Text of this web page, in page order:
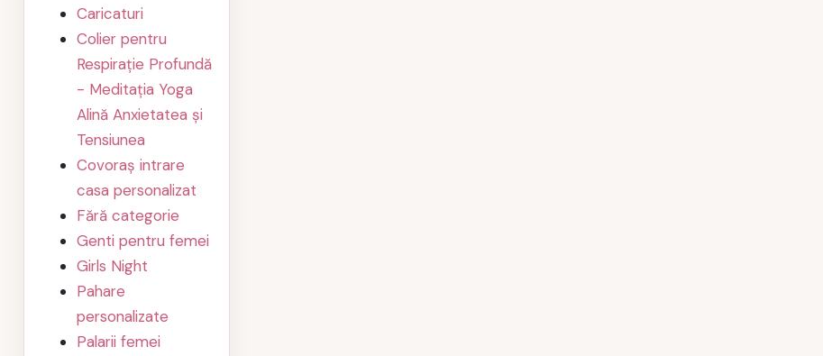
Caricaturi
Colier pentru
Respirație Profundă
- Meditația Yoga
Alină Anxietatea și
Tensiunea
Covoraș intrare
casa personalizat
Fără categorie
Genti pentru femei
Girls Night
Pahare
personalizate
Palarii femei